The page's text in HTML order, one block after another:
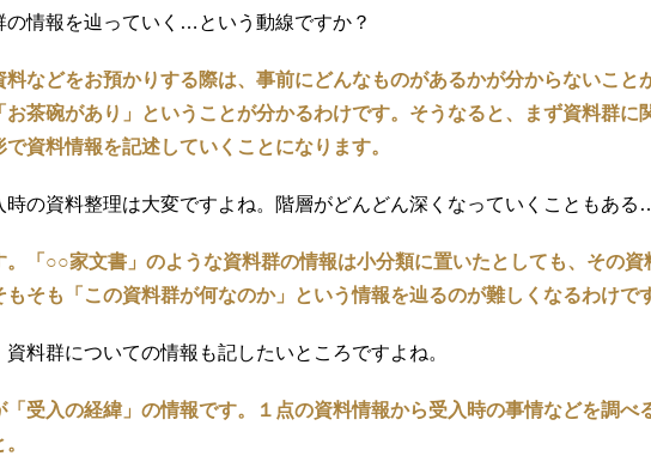
の情報を辿っていく…という動線ですか？
などをお預かりする際は、事前にどんなものがあるかが分からないこと
茶碗があり」ということが分かるわけです。そうなると、まず資料群に
資料情報を記述していくことになります。
時の資料整理は大変ですよね。階層がどんどん深くなっていくこともある
「○○家文書」のような資料群の情報は小分類に置いたとしても、その
そも「この資料群が何なのか」という情報を辿るのが難しくなるわけです
料群についての情報も記したいところですよね。
受入の経緯」の情報です。１点の資料情報から受入時の事情などを調べ